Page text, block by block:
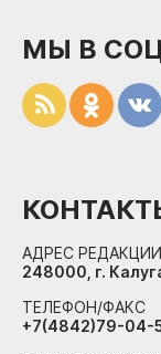
МЫ В
АДРЕС РЕДАКЦИИ
248000, г.
ТЕЛЕФОН/ФАКС
+7(4842)79-04-